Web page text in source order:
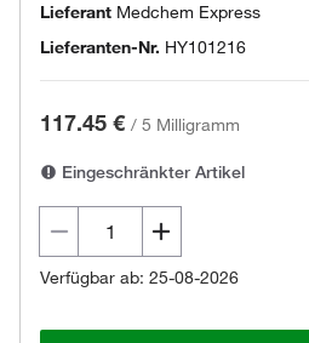
Lieferant Medchem Express
Lieferanten-Nr. HY101216
117.45 € / 5 Milligramm
Eingeschränkter Artikel
Verfügbar ab: 25-08-2026